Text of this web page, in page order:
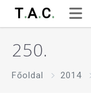
T.A.C.
250.
Főoldal 2014